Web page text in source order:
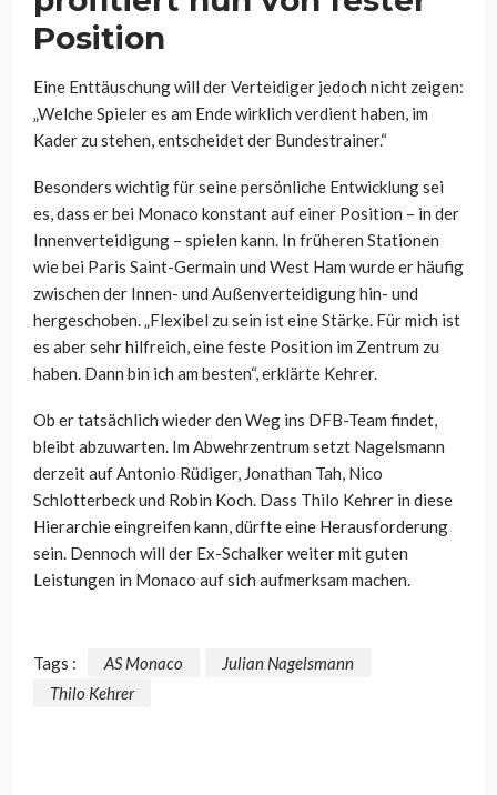
Position
Eine Enttäuschung will der Verteidiger jedoch nicht zeigen:
„Welche Spieler es am Ende wirklich verdient haben, im
Kader zu stehen, entscheidet der Bundestrainer.“
Besonders wichtig für seine persönliche Entwicklung sei
es, dass er bei Monaco konstant auf einer Position – in der
Innenverteidigung – spielen kann. In früheren Stationen
wie bei Paris Saint-Germain und West Ham wurde er häufig
zwischen der Innen- und Außenverteidigung hin- und
hergeschoben. „Flexibel zu sein ist eine Stärke. Für mich ist
es aber sehr hilfreich, eine feste Position im Zentrum zu
haben. Dann bin ich am besten“, erklärte Kehrer.
Ob er tatsächlich wieder den Weg ins DFB-Team findet,
bleibt abzuwarten. Im Abwehrzentrum setzt Nagelsmann
derzeit auf Antonio Rüdiger, Jonathan Tah, Nico
Schlotterbeck und Robin Koch. Dass Thilo Kehrer in diese
Hierarchie eingreifen kann, dürfte eine Herausforderung
sein. Dennoch will der Ex-Schalker weiter mit guten
Leistungen in Monaco auf sich aufmerksam machen.
Tags : AS Monaco
Julian Nagelsmann
Thilo Kehrer